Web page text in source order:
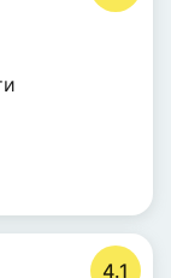
4.1